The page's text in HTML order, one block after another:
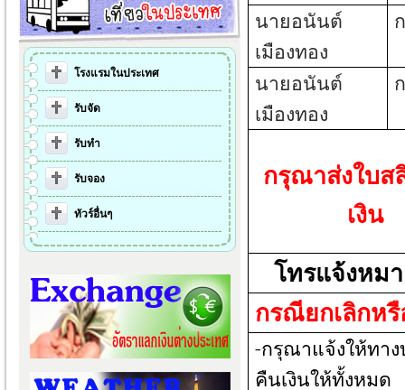
โรงแรมในประเทศ
รับจัด
รับทำ
รับจอง
ทัวร์อื่นๆ
นายอนันต์
เมืองทอง
นายอนันต์
เมืองทอง
กรุณาส่งใบส
เงิน
โทรแจ้งหม
กรณียกเลิกห
-กรุณาแจ้งให้ทา
คืนเงินให้ทั้งหมด